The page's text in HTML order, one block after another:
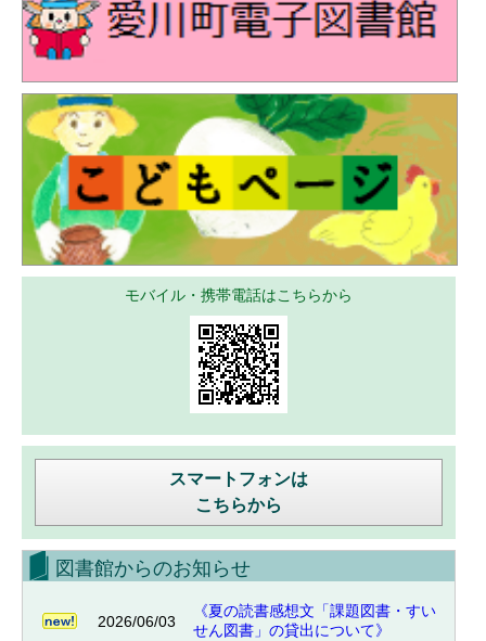
モバイル・携帯電話はこちらから
スマートフォンは
こちらから
図書館からのお知らせ
2026/06/03
《夏の読書感想文「課題図書・すい
せん図書」の貸出について》